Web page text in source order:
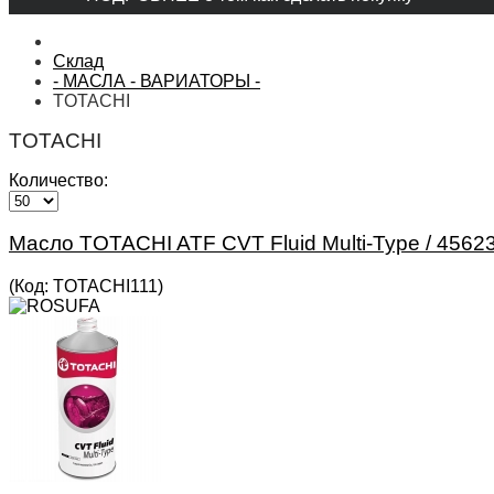
Склад
- МАСЛА - ВАРИАТОРЫ -
TOTACHI
TOTACHI
Количество:
Масло TOTACHI ATF CVT Fluid Multi-Type /
(Код: TOTACHI111)